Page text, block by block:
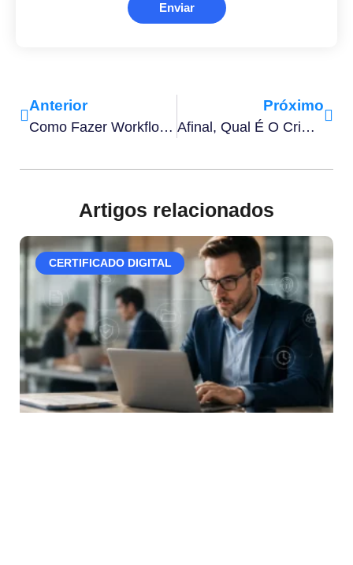
Enviar
Anterior
Como Fazer Workflow De Aprovação De Documentos Em 7 Passos
Próximo
Afinal, Qual É O Crime Para Falsificação De Assinatura?
Artigos relacionados
CERTIFICADO DIGITAL